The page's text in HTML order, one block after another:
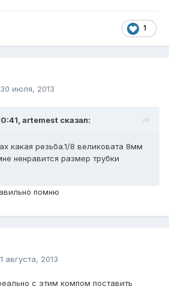
1
30 июля, 2013
artemest сказал:
какая резьба.1/8 великовата 8мм
ненравится размер трубки
помню
1 августа, 2013
с этим компом поставить